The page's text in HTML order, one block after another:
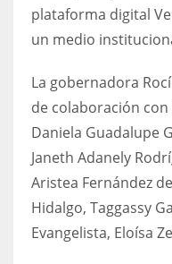
plataforma digital
un medio
La gobernadora
de colaboración con
Daniela Guadalupe
Janeth Adanely
Aristea Fernández
Hidalgo, Taggassy
Evangelista, Eloísa